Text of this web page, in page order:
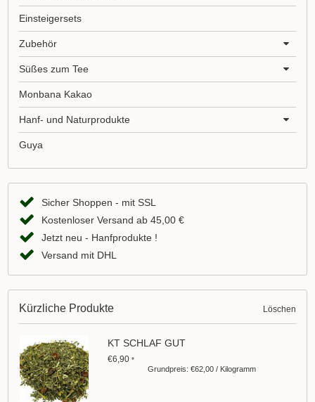
Einsteigersets
Zubehör
Süßes zum Tee
Monbana Kakao
Hanf- und Naturprodukte
Guya
Sicher Shoppen - mit SSL
Kostenloser Versand ab 45,00 €
Jetzt neu - Hanfprodukte !
Versand mit DHL
Kürzliche Produkte Löschen
KT SCHLAF GUT
€6,90*
Grundpreis: €62,00 / Kilogramm